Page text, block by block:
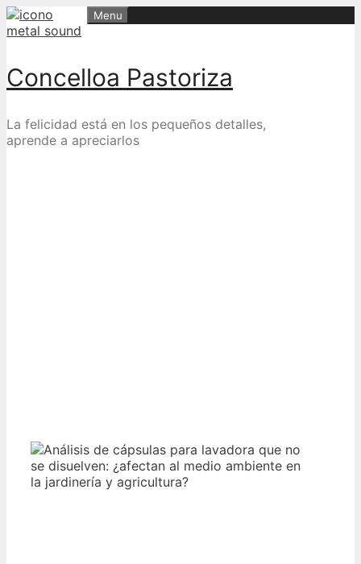
Skip
to
Concelloa Pastoriza
La felicidad está en los pequeños detalles,
aprende a apreciarlos
Menu